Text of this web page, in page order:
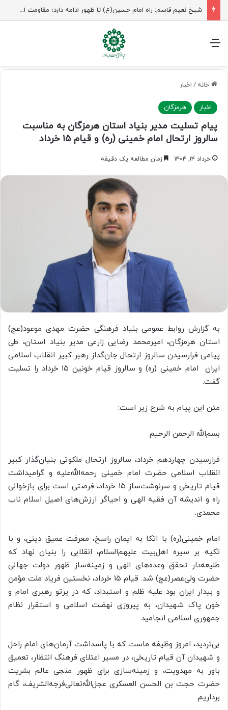
منو
خانه / اخبار
اخبار هرمزگان
پیام تسلیت مدیر بنیاد استان هرمزگان به مناسبت
سالروز ارتحال امام خمینی (ره) و قیام ۱۵ خرداد
خرداد ۱۴, ۱۴۰۴ زمان مطالعه یک دقیقه
به گزارش روابط عمومی بنیاد فرهنگی حضرت مهدی موعود(عج)
استان هرمزگان، امیرمحمد رضایی زارعی مدیر بنیاد استان، طی
پیامی فرارسیدن سالروز ارتحال جان‌گداز رهبر کبیر انقلاب اسلامی
ایران امام خمینی (ره) و سالروز قیام خونین ۱۵ خرداد را تسلیت
گفت.
متن این پیام به شرح زیر است:
بسم‌الله الرحمن الرحیم
فرارسیدن چهاردهم خرداد، سالروز ارتحال ملکوتی بنیان‌گذار کبیر
انقلاب اسلامی حضرت امام خمینی رحمه‌الله‌علیه و گرامیداشت
قیام تاریخی و سرنوشت‌ساز ۱۵ خرداد، فرصتی است برای بازخوانی
راه و اندیشه آن فقیه الهی و احیاگر ارزش‌های اصیل اسلام ناب
محمدی.
امام خمینی(ره) با اتکا به ایمان راسخ، معرفت عمیق دینی، و با
تکیه بر سیره اهل‌بیت علیهم‌السلام، انقلابی را بنیان نهاد که
طلیعه‌دار تحقق وعده‌های الهی و زمینه‌ساز ظهور دولت جهانی
حضرت ولی‌عصر(عج) شد. قیام ۱۵ خرداد، نخستین فریاد ملت مؤمن
و بیدار ایران بود علیه ظلم و استبداد، که در پرتو رهبری امام و
خون پاک شهیدان، به پیروزی نهضت اسلامی و استقرار نظام
جمهوری اسلامی انجامید.
بی‌تردید، امروز وظیفه ماست که با پاسداشت آرمان‌های امام راحل
و شهیدان آن قیام تاریخی، در مسیر اعتلای فرهنگ انتظار، تعمیق
باور به مهدویت، و زمینه‌سازی برای ظهور منجی عالم بشریت
حضرت حجت بن الحسن العسکری عجل‌الله‌تعالی‌فرجه‌الشریف، گام
برداریم.